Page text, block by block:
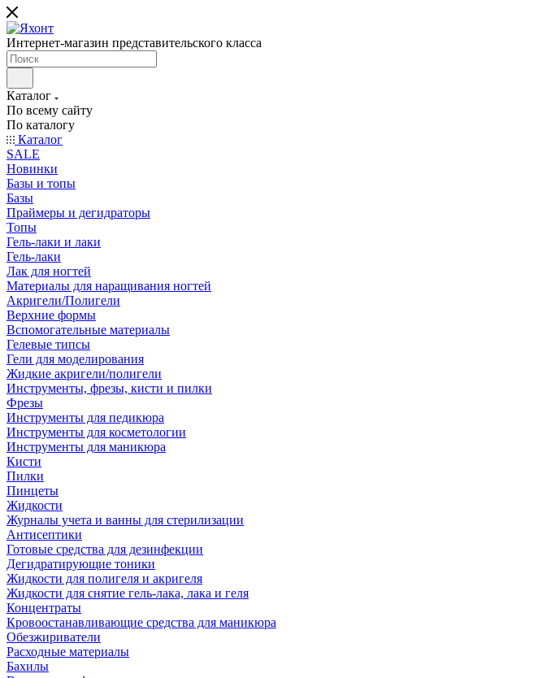
Интернет-магазин представительского класса
Каталог
По всему сайту
По каталогу
Каталог
SALE
Новинки
Базы и топы
Базы
Праймеры и дегидраторы
Топы
Гель-лаки и лаки
Гель-лаки
Лак для ногтей
Материалы для наращивания ногтей
Акригели/Полигели
Верхние формы
Вспомогательные материалы
Гелевые типсы
Гели для моделирования
Жидкие акригели/полигели
Инструменты, фрезы, кисти и пилки
Фрезы
Инструменты для педикюра
Инструменты для косметологии
Инструменты для маникюра
Кисти
Пилки
Пинцеты
Жидкости
Журналы учета и ванны для стерилизации
Антисептики
Готовые средства для дезинфекции
Дегидратирующие тоники
Жидкости для полигеля и акригеля
Жидкости для снятие гель-лака, лака и геля
Концентраты
Кровоостанавливающие средства для маникюра
Обезжириватели
Расходные материалы
Бахилы